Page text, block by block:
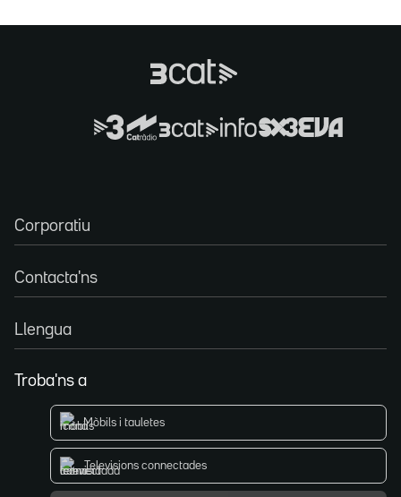
Corporatiu
Contacta'ns
Llengua
Troba'ns a
Mòbils i tauletes
Televisions connectades